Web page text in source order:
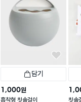
담기
1,000원
흡착형 칫솔걸이 칫솔